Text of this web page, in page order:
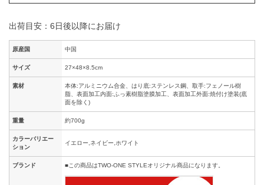
出荷目安：6日後以降にお届け
原産国 中国
サイズ 27×48×8.5cm
素材
本体:アルミニウム合金、はり底:ステンレス鋼、取手:フェノール樹
脂、表面加工内面:ふっ素樹脂塗膜加工、表面加工外面:焼付け塗装(底
面を除く)
重量 約700g
カラーバリエー
ション
イエロー,ネイビー,ホワイト
ブランド ■この商品はTWO-ONE STYLEオリジナル商品になります。